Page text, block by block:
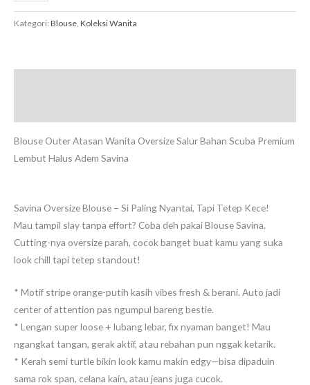
Kategori:Blouse, Koleksi Wanita
Blouse Outer Atasan Wanita Oversize Salur Bahan Scuba Premium
Lembut Halus Adem Savina
Savina Oversize Blouse – Si Paling Nyantai, Tapi Tetep Kece!
Mau tampil slay tanpa effort? Coba deh pakai Blouse Savina.
Cutting-nya oversize parah, cocok banget buat kamu yang suka
look chill tapi tetep standout!
* Motif stripe orange-putih kasih vibes fresh & berani. Auto jadi
center of attention pas ngumpul bareng bestie.
* Lengan super loose + lubang lebar, fix nyaman banget! Mau
ngangkat tangan, gerak aktif, atau rebahan pun nggak ketarik.
* Kerah semi turtle bikin look kamu makin edgy—bisa dipaduin
sama rok span, celana kain, atau jeans juga cucok.